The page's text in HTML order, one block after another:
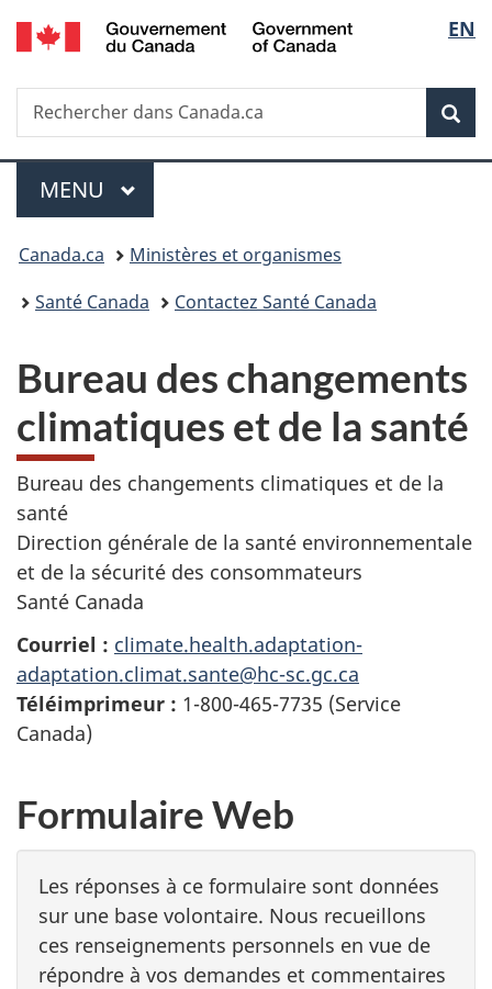
Passer
au
principal
Passer
à
Au
du
Passer
à
version
simplifiée
de
la
EN
Recherche
Rechercher
dans
Menu
MENU PRINCIPAL
Vous
êtes
Canada.ca
Ministères et organismes
Santé Canada
Contactez Santé Canada
Bureau des changements
climatiques et de la santé
Bureau des changements climatiques et de la
santé
Direction générale de la santé environnementale
et de la sécurité des consommateurs
Santé Canada
Courriel : climate.health.adaptation-
adaptation.climat.sante@hc-sc.gc.ca
Téléimprimeur : 1-800-465-7735 (Service
Canada)
Formulaire Web
Les réponses à ce formulaire sont données
sur une base volontaire. Nous recueillons
ces renseignements personnels en vue de
répondre à vos demandes et commentaires